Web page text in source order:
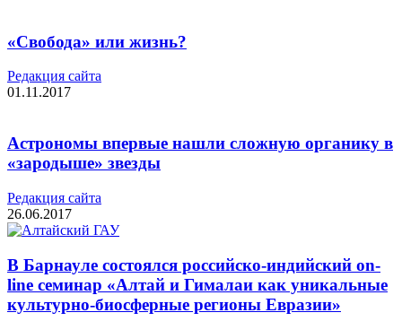
«Свобода» или жизнь?
Редакция cайта
01.11.2017
Астрономы впервые нашли сложную органику в
«зародыше» звезды
Редакция cайта
26.06.2017
В Барнауле состоялся российско-индийский on-
line семинар «Алтай и Гималаи как уникальные
культурно-биосферные регионы Евразии»